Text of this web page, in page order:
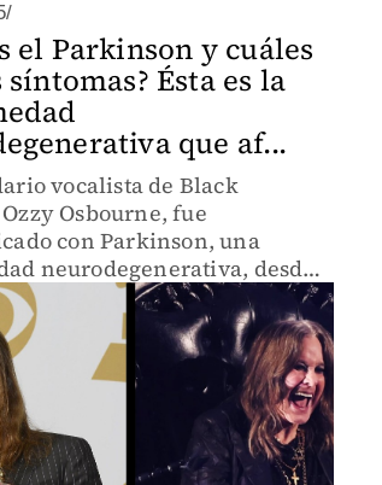
el Parkinson y cuáles
síntomas? Ésta es la
que af...
vocalista de Black
Osbourne, fue
con Parkinson, una
neurodegenerativa, desde